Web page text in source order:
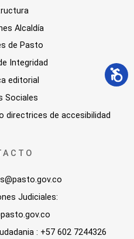
Alcaldía
de Pasto
Integridad
editorial
Sociales
directrices de accesibilidad
Judiciales:
: +57 602 7244326